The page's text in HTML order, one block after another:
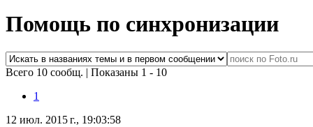
Помощь по синхронизации
Всего 10 сообщ. | Показаны 1 - 10
1
12 июл. 2015 г., 19:03:58